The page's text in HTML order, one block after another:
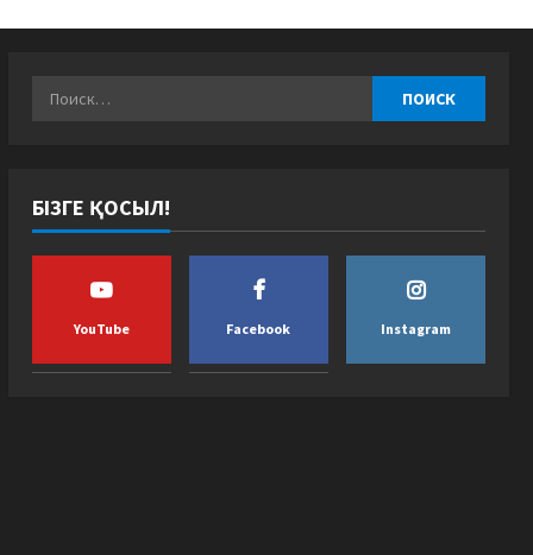
БІЗГЕ ҚОСЫЛ!
YouTube Facebook Instagram